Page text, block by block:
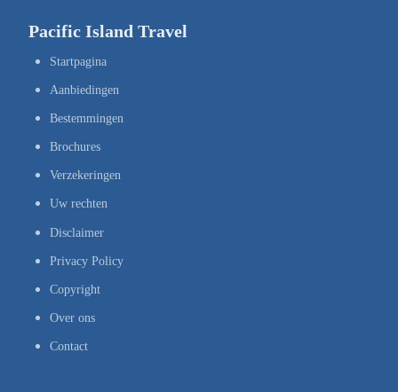
Pacific Island Travel
Startpagina
Aanbiedingen
Bestemmingen
Brochures
Verzekeringen
Uw rechten
Disclaimer
Privacy Policy
Copyright
Over ons
Contact